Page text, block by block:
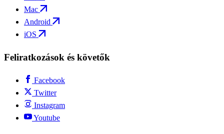
Mac
Android
iOS
Feliratkozások és követők
Facebook
Twitter
Instagram
Youtube